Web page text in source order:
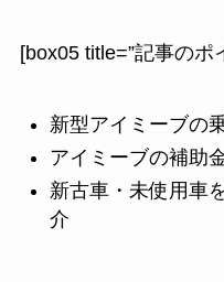
[box05 title=”記事のポ
新型アイミーブの
アイミーブの補助
新古車・未使用車
介